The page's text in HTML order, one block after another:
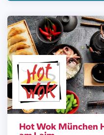
Hot Wok München